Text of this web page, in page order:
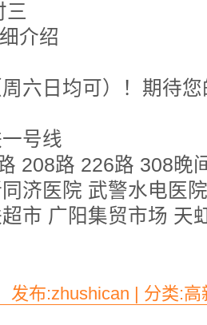
三
介绍
六日均可）！期待
号线
208路 226路 308晚
济医院 武警水电医
市 广阳集贸市场 天
发布:zhushican | 分类: